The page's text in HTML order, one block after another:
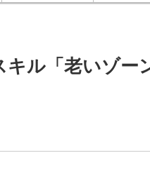
キル「老いゾ